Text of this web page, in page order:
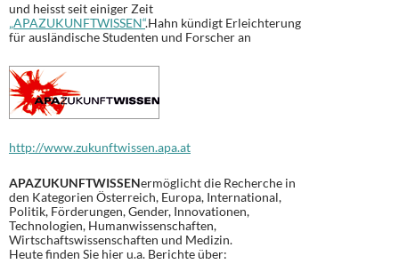
und heisst seit einiger Zeit
„APAZUKUNFTWISSEN“.Hahn kündigt Erleichterung
für ausländische Studenten und Forscher an
http://www.zukunftwissen.apa.at
APAZUKUNFTWISSENermöglicht die Recherche in
den Kategorien Österreich, Europa, International,
Politik, Förderungen, Gender, Innovationen,
Technologien, Humanwissenschaften,
Wirtschaftswissenschaften und Medizin.
Heute finden Sie hier u.a. Berichte über: